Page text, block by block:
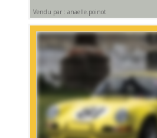
Vendu par : anaelle.poinot